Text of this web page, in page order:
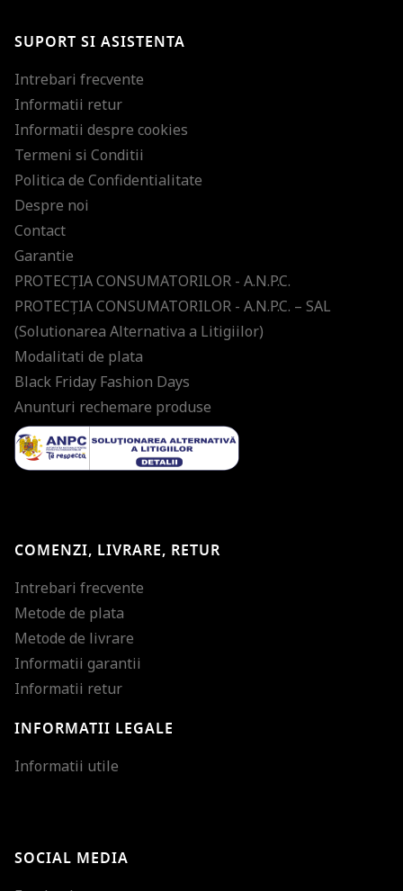
SUPORT SI ASISTENTA
Intrebari frecvente
Informatii retur
Informatii despre cookies
Termeni si Conditii
Politica de Confidentialitate
Despre noi
Contact
Garantie
PROTECŢIA CONSUMATORILOR - A.N.P.C.
PROTECŢIA CONSUMATORILOR - A.N.P.C. – SAL
(Solutionarea Alternativa a Litigiilor)
Modalitati de plata
Black Friday Fashion Days
Anunturi rechemare produse
COMENZI, LIVRARE, RETUR
Intrebari frecvente
Metode de plata
Metode de livrare
Informatii garantii
Informatii retur
INFORMATII LEGALE
Informatii utile
SOCIAL MEDIA